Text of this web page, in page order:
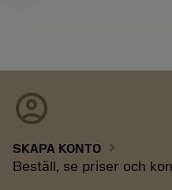
account_circle
SKAPA KONTO chevron_right
Beställ, se priser och